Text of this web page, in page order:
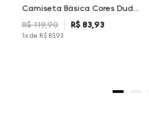
R$ 119,90 R$ 83, 93
1x de R$ 83,93